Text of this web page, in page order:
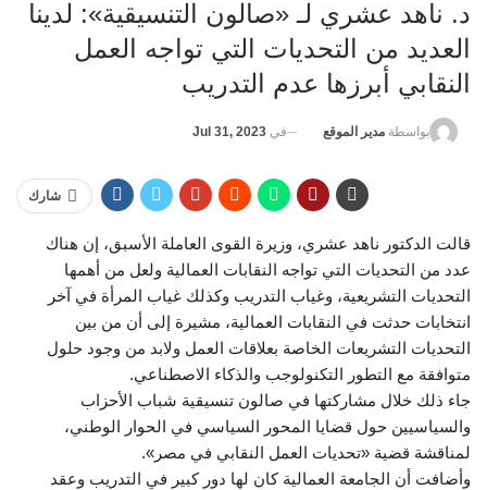
د. ناهد عشري لـ «صالون التنسيقية»: لدينا
العديد من التحديات التي تواجه العمل
النقابي أبرزها عدم التدريب
بواسطة مدير الموقع في Jul 31, 2023
شارك
قالت الدكتور ناهد عشري، وزيرة القوى العاملة الأسبق، إن هناك
عدد من التحديات التي تواجه النقابات العمالية ولعل من أهمها
التحديات التشريعية، وغياب التدريب وكذلك غياب المرأة في آخر
انتخابات حدثت في النقابات العمالية، مشيرة إلى أن من بين
التحديات التشريعات الخاصة بعلاقات العمل ولابد من وجود حلول
متوافقة مع التطور التكنولوجب والذكاء الاصطناعي.
جاء ذلك خلال مشاركتها في صالون تنسيقية شباب الأحزاب
والسياسيين حول قضايا المحور السياسي في الحوار الوطني،
لمناقشة قضية «تحديات العمل النقابي في مصر».
وأضافت أن الجامعة العمالية كان لها دور كبير في التدريب وعقد